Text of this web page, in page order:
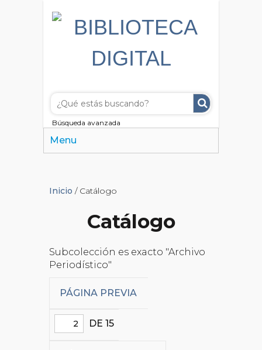
Búsqueda avanzada
Menu
Inicio / Catálogo
Catálogo
Subcolección es exacto "Archivo
Periodístico"
PÁGINA PREVIA
DE 15